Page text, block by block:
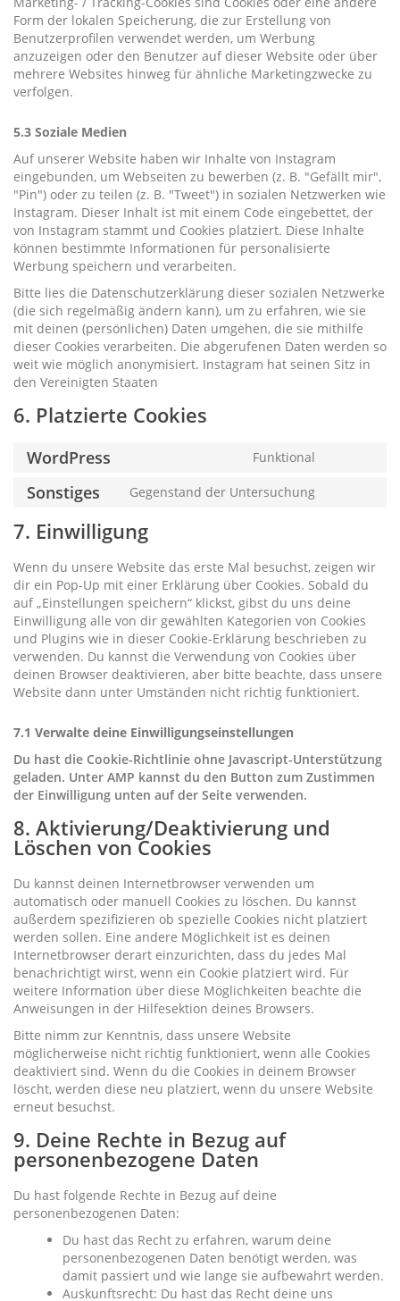
Form der lokalen Speicherung, die zur Erstellung von
Benutzerprofilen verwendet werden, um Werbung
anzuzeigen oder den Benutzer auf dieser Website oder über
mehrere Websites hinweg für ähnliche Marketingzwecke zu
verfolgen.
5.3 Soziale Medien
Auf unserer Website haben wir Inhalte von Instagram
eingebunden, um Webseiten zu bewerben (z. B. "Gefällt mir",
"Pin") oder zu teilen (z. B. "Tweet") in sozialen Netzwerken wie
Instagram. Dieser Inhalt ist mit einem Code eingebettet, der
von Instagram stammt und Cookies platziert. Diese Inhalte
können bestimmte Informationen für personalisierte
Werbung speichern und verarbeiten.
Bitte lies die Datenschutzerklärung dieser sozialen Netzwerke
(die sich regelmäßig ändern kann), um zu erfahren, wie sie
mit deinen (persönlichen) Daten umgehen, die sie mithilfe
dieser Cookies verarbeiten. Die abgerufenen Daten werden so
weit wie möglich anonymisiert. Instagram hat seinen Sitz in
den Vereinigten Staaten
6. Platzierte Cookies
WordPress Funktional
Sonstiges Gegenstand der Untersuchung
7. Einwilligung
Wenn du unsere Website das erste Mal besuchst, zeigen wir
dir ein Pop-Up mit einer Erklärung über Cookies. Sobald du
auf „Einstellungen speichern“ klickst, gibst du uns deine
Einwilligung alle von dir gewählten Kategorien von Cookies
und Plugins wie in dieser Cookie-Erklärung beschrieben zu
verwenden. Du kannst die Verwendung von Cookies über
deinen Browser deaktivieren, aber bitte beachte, dass unsere
Website dann unter Umständen nicht richtig funktioniert.
7.1 Verwalte deine Einwilligungseinstellungen
Du hast die Cookie-Richtlinie ohne Javascript-Unterstützung
geladen. Unter AMP kannst du den Button zum Zustimmen
der Einwilligung unten auf der Seite verwenden.
8. Aktivierung/Deaktivierung und
Löschen von Cookies
Du kannst deinen Internetbrowser verwenden um
automatisch oder manuell Cookies zu löschen. Du kannst
außerdem spezifizieren ob spezielle Cookies nicht platziert
werden sollen. Eine andere Möglichkeit ist es deinen
Internetbrowser derart einzurichten, dass du jedes Mal
benachrichtigt wirst, wenn ein Cookie platziert wird. Für
weitere Information über diese Möglichkeiten beachte die
Anweisungen in der Hilfesektion deines Browsers.
Bitte nimm zur Kenntnis, dass unsere Website
möglicherweise nicht richtig funktioniert, wenn alle Cookies
deaktiviert sind. Wenn du die Cookies in deinem Browser
löscht, werden diese neu platziert, wenn du unsere Website
erneut besuchst.
9. Deine Rechte in Bezug auf
personenbezogene Daten
Du hast folgende Rechte in Bezug auf deine
personenbezogenen Daten:
Du hast das Recht zu erfahren, warum deine
personenbezogenen Daten benötigt werden, was
damit passiert und wie lange sie aufbewahrt werden.
Auskunftsrecht: Du hast das Recht deine uns